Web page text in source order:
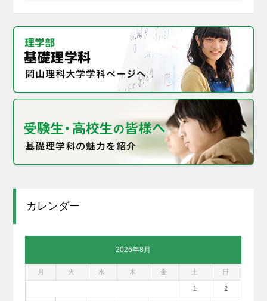
カレンダー
2026年8月
月 火 水 木 金 土 日
1 2